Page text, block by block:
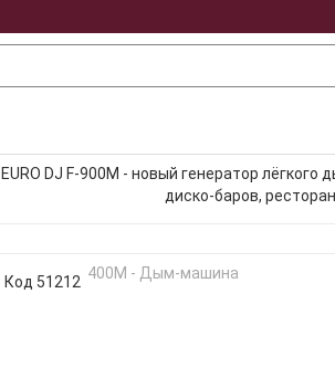
EURO DJ F-900M - новый генератор
диско-баров,
Код 51212